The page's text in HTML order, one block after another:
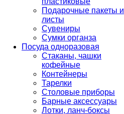
Подарочные пакеты и
листы
Сувениры
Сумки органза
Посуда одноразовая
Стаканы, чашки
кофейные
Контейнеры
Тарелки
Столовые приборы
Барные аксессуары
Лотки, ланч-боксы